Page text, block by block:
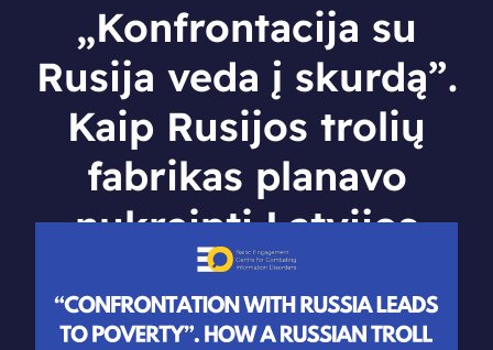
„Konfrontacija su
Rusija veda į skurdą”.
Kaip Rusijos trolių
fabrikas planavo
nukreipti Latvijos
viešąją nuomonę
prieš Ukrainą